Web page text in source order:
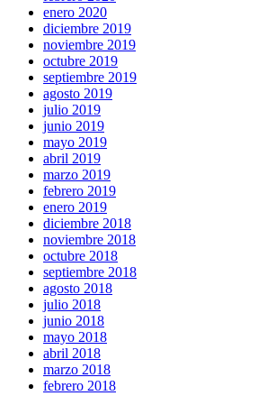
enero 2020
diciembre 2019
noviembre 2019
octubre 2019
septiembre 2019
agosto 2019
julio 2019
junio 2019
mayo 2019
abril 2019
marzo 2019
febrero 2019
enero 2019
diciembre 2018
noviembre 2018
octubre 2018
septiembre 2018
agosto 2018
julio 2018
junio 2018
mayo 2018
abril 2018
marzo 2018
febrero 2018